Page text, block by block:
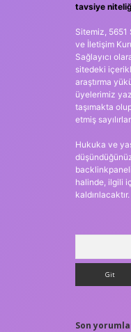
tavsiye
Sitemiz, 5651
ve İletişim
Sağlayıcı
sitedeki
araştırma
üyelerimiz
taşımakta
etmiş
Hukuka ve
halinde, ilgili
kaldırılacaktır.
Son